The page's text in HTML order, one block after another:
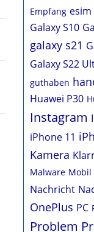
Empfang esim
Galaxy S10
galaxy s21
Galaxy S22
guthaben
Huawei P30
Instagram
iPhone 11
Kamera
Malware Mobil
Nachricht
OnePlus PC
Problem